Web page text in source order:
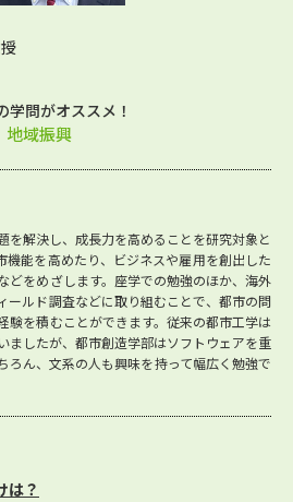
問がオススメ！
地域振興
を解決し、成長力を高めることを研究対象と
機能を高めたり、ビジネスや雇用を創出した
どをめざします。座学での勉強のほか、海外
ールド調査などに取り組むことで、都市の問
験を積むことができます。従来の都市工学は
ましたが、都市創造学部はソフトウェアを重
ろん、文系の人も興味を持って幅広く勉強で
は？